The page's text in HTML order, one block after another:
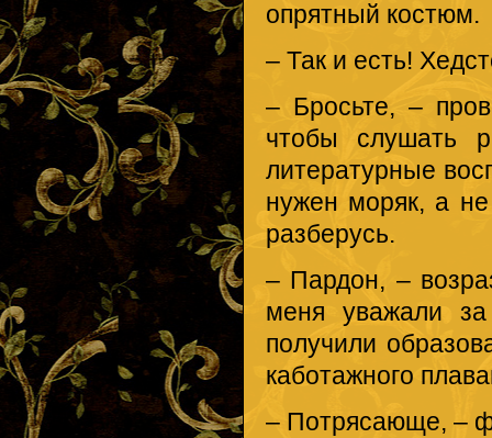
опрятный костюм.
– Так и есть!
– Бросьте, –
чтобы слушать
литературные
нужен моряк, а
разберусь.
– Пардон, –
меня уважали
получили
каботажного
– Потрясающе, –